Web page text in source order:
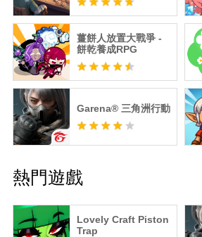
薑餅人放置大戰爭 -
餅乾養成RPG
Garena® 三角洲行動
熱門遊戲
Lovely Craft Piston
Trap